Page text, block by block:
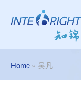
Home » 吴凡